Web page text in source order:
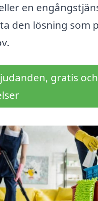
en
den lösning som
gratis